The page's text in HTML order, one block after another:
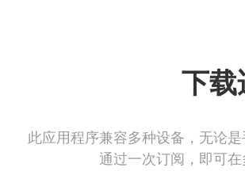
下
此应用程序兼容多种设备，无论
通过一次订阅，即可